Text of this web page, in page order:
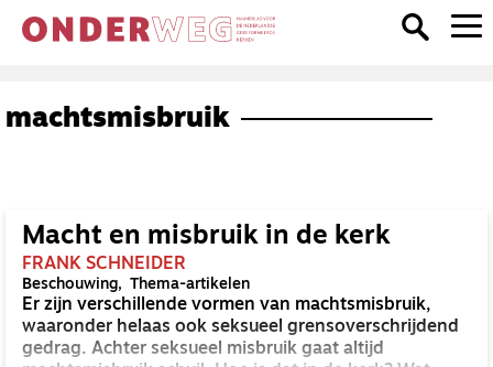
machtsmisbruik
Macht en misbruik in de kerk
FRANK SCHNEIDER
Beschouwing Thema-artikelen
Er zijn verschillende vormen van machtsmisbruik,
waaronder helaas ook seksueel grensoverschrijdend
gedrag. Achter seksueel misbruik gaat altijd